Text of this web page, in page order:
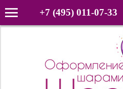
+7 (495) 011-07-33